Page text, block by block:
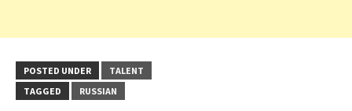
POSTED UNDER
TALENT
TAGGED
RUSSIAN